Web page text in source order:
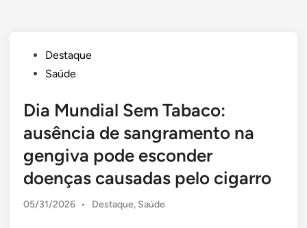
PostedDestaque
Saúde
Dia Mundial Sem Tabaco:
ausência de sangramento na
gengiva pode esconder
doenças causadas pelo cigarro
05/31/2026 •
Posted
Destaque, Saúde